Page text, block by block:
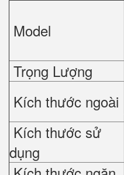
Model
Trọng Lượng
Kích thước ngoài
Kích thước sử
dụng